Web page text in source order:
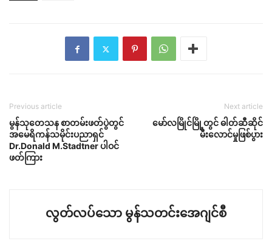
Previous article
မွန်သုတေသန စာတမ်းဖတ်ပွဲတွင်
အမေရိကန်သမိုင်းပညာရှင်
Dr.Donald M.Stadtner ပါဝင်
ဖတ်ကြား
Next article
မော်လမြိုင်မြို့တွင် ဓါတ်ဆီဆိုင်
မီးလောင်မှုဖြစ်ပွား
လွတ်လပ်သော မွန်သတင်းအေဂျင်စီ